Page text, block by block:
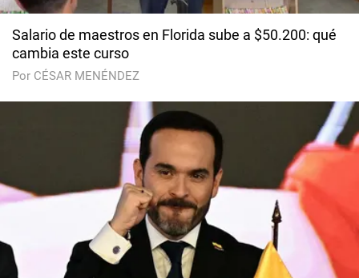
Salario de maestros en Florida sube a $50.200: qué
cambia este curso
Por CÉSAR MENÉNDEZ